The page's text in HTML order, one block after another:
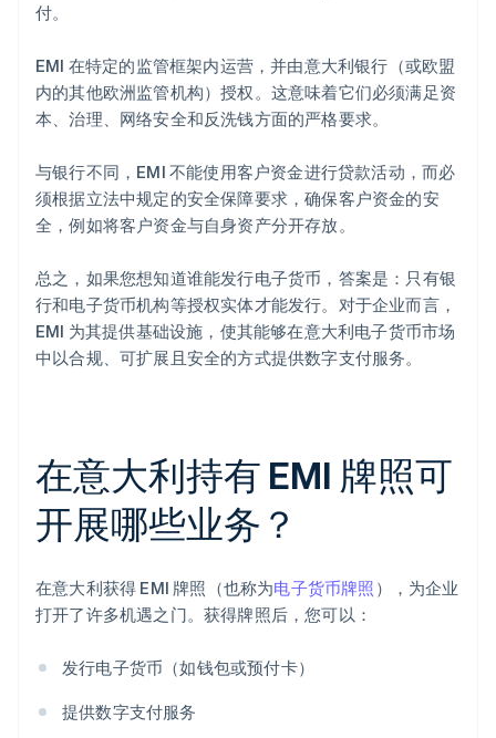
付。
EMI 在特定的监管框架内运营，并由意大利银行（或欧盟
内的其他欧洲监管机构）授权。这意味着它们必须满足资
本、治理、网络安全和反洗钱方面的严格要求。
与银行不同，EMI 不能使用客户资金进行贷款活动，而必
须根据立法中规定的安全保障要求，确保客户资金的安
全，例如将客户资金与自身资产分开存放。
总之，如果您想知道谁能发行电子货币，答案是：只有银
行和电子货币机构等授权实体才能发行。对于企业而言，
EMI 为其提供基础设施，使其能够在意大利电子货币市场
中以合规、可扩展且安全的方式提供数字支付服务。
在意大利持有 EMI 牌照可
开展哪些业务？
在意大利获得 EMI 牌照（也称为电子货币牌照 ），为企业
打开了许多机遇之门。获得牌照后，您可以：
发行电子货币（如钱包或预付卡）
提供数字支付服务